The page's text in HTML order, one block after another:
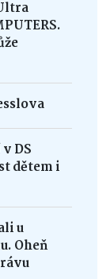
DS
dětem i
u
Oheň